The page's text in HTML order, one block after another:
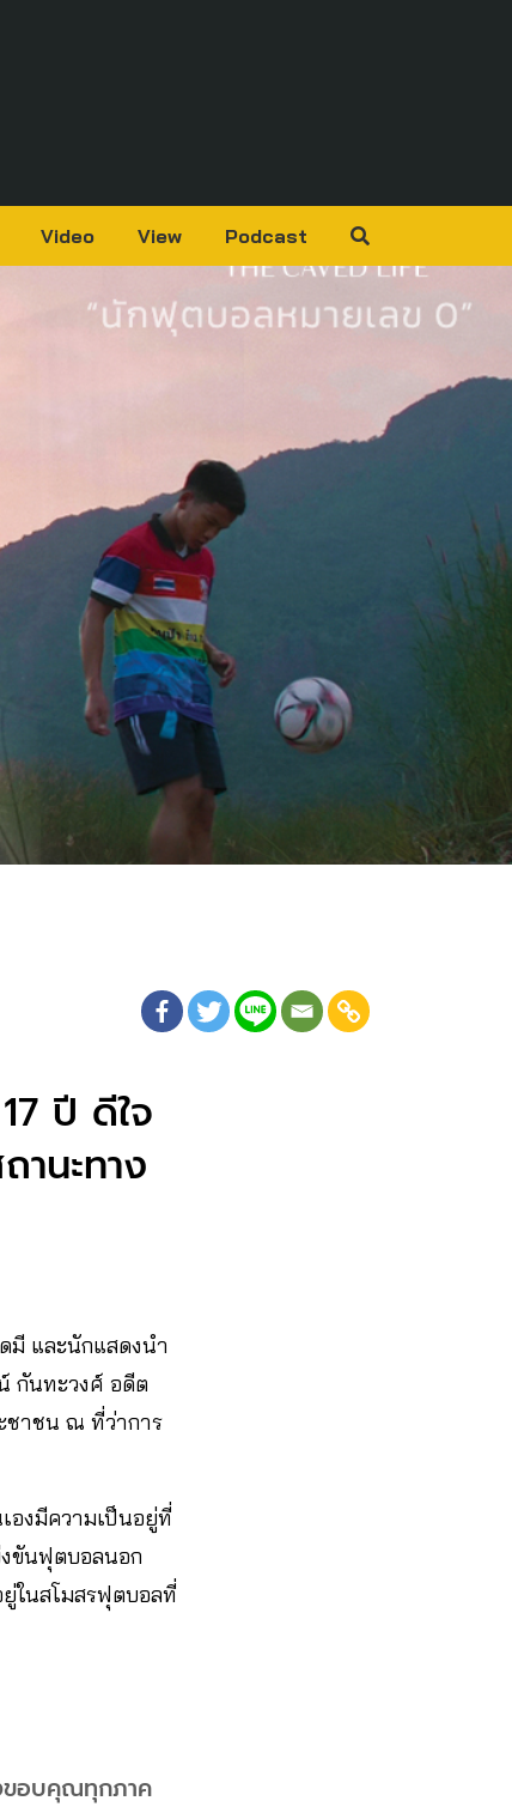
Video View Podcast
ปี ดีใจ
นะทาง
มี และนักแสดงนำ
กันทะวงศ์ อดีต
ชาชน ณ ที่ว่าการ
องมีความเป็นอยู่ที่
ขันฟุตบอลนอก
ในสโมสรฟุตบอลที่
ขอบคุณทุกภาค